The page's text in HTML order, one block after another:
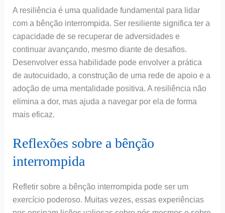
A resiliência é uma qualidade fundamental para lidar
com a bênção interrompida. Ser resiliente significa ter a
capacidade de se recuperar de adversidades e
continuar avançando, mesmo diante de desafios.
Desenvolver essa habilidade pode envolver a prática
de autocuidado, a construção de uma rede de apoio e a
adoção de uma mentalidade positiva. A resiliência não
elimina a dor, mas ajuda a navegar por ela de forma
mais eficaz.
Reflexões sobre a bênção
interrompida
Refletir sobre a bênção interrompida pode ser um
exercício poderoso. Muitas vezes, essas experiências